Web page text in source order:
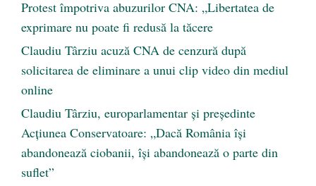
Protest împotriva abuzurilor CNA: „Libertatea de
exprimare nu poate fi redusă la tăcere
Claudiu Târziu acuză CNA de cenzură după
solicitarea de eliminare a unui clip video din mediul
online
Claudiu Târziu, europarlamentar și președinte
Acțiunea Conservatoare: „Dacă România își
abandonează ciobanii, își abandonează o parte din
suflet”